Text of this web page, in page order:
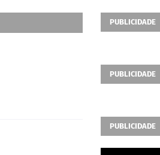
PUBLICIDADE
PUBLICIDADE
PUBLICIDADE